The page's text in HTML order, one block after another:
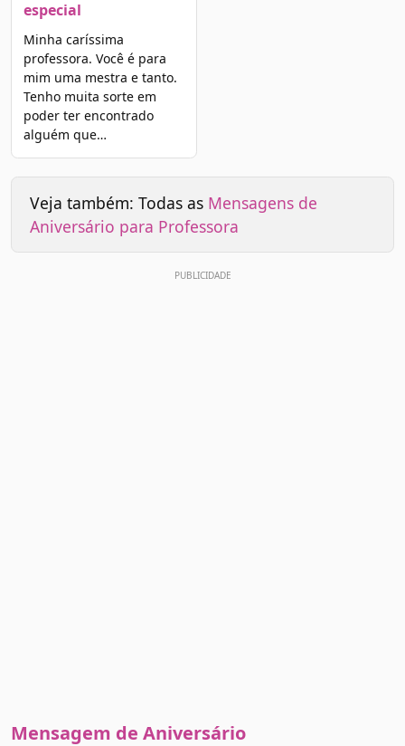
especial
Minha caríssima
professora. Você é para
mim uma mestra e tanto.
Tenho muita sorte em
poder ter encontrado
alguém que…
Veja também: Todas as Mensagens de
Aniversário para Professora
Mensagem de Aniversário